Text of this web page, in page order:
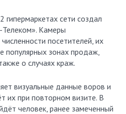
гипермаркетах сети создал
Камеры
посетителей, их
популярных зонах продаж,
о случаях краж.
визуальные данные воров и
их при повторном визите. В
человек, ранее замеченный